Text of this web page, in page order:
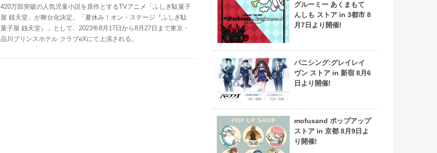
420万部突破の人気児童小説を原作とするTVアニメ「ふしぎ駄菓子
屋 銭天堂」が舞台化決定。「夏休み！オン・ステージ『ふしぎ駄
菓子屋 銭天堂』」として、2023年8月17日から8月27日まで東京・
品川プリンスホテル クラブeXにて上演される。
グルーミー あくまもて
んしも ストア in 3都市 8
月7日より開催!
パニシング:グレイレイ
ヴン ストア in 新宿 8月6
日より開催!
mofusand ポップアップ
ストア in 京都 8月9日よ
り開催!